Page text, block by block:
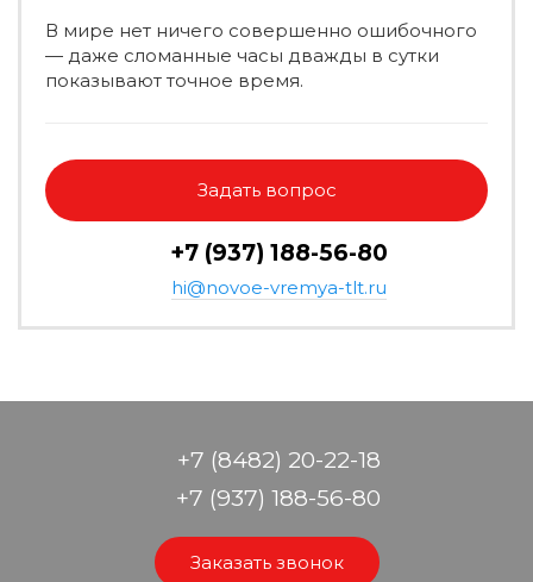
В мире нет ничего совершенно ошибочного
— даже сломанные часы дважды в сутки
показывают точное время.
Задать вопрос
+7 (937) 188-56-80
hi@novoe-vremya-tlt.ru
+7 (8482) 20-22-18
+7 (937) 188-56-80
Заказать звонок